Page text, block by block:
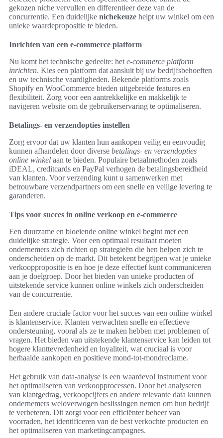
gekozen niche vervullen en differentieer deze van de
concurrentie. Een duidelijke nichekeuze helpt uw winkel om een
unieke waardepropositie te bieden.
Inrichten van een e-commerce platform
Nu komt het technische gedeelte: het e-commerce platform
inrichten. Kies een platform dat aansluit bij uw bedrijfsbehoeften
en uw technische vaardigheden. Bekende platforms zoals
Shopify en WooCommerce bieden uitgebreide features en
flexibiliteit. Zorg voor een aantrekkelijke en makkelijk te
navigeren website om de gebruikerservaring te optimaliseren.
Betalings- en verzendopties instellen
Zorg ervoor dat uw klanten hun aankopen veilig en eenvoudig
kunnen afhandelen door diverse betalings- en verzendopties
online winkel aan te bieden. Populaire betaalmethoden zoals
iDEAL, creditcards en PayPal verhogen de betalingsbereidheid
van klanten. Voor verzending kunt u samenwerken met
betrouwbare verzendpartners om een snelle en veilige levering te
garanderen.
Tips voor succes in online verkoop en e-commerce
Een duurzame en bloeiende online winkel begint met een
duidelijke strategie. Voor een optimaal resultaat moeten
ondernemers zich richten op strategieën die hen helpen zich te
onderscheiden op de markt. Dit betekent begrijpen wat je unieke
verkooppropositie is en hoe je deze effectief kunt communiceren
aan je doelgroep. Door het bieden van unieke producten of
uitstekende service kunnen online winkels zich onderscheiden
van de concurrentie.
Een andere cruciale factor voor het succes van een online winkel
is klantenservice. Klanten verwachten snelle en effectieve
ondersteuning, vooral als ze te maken hebben met problemen of
vragen. Het bieden van uitstekende klantenservice kan leiden tot
hogere klanttevredenheid en loyaliteit, wat cruciaal is voor
herhaalde aankopen en positieve mond-tot-mondreclame.
Het gebruik van data-analyse is een waardevol instrument voor
het optimaliseren van verkoopprocessen. Door het analyseren
van klantgedrag, verkoopcijfers en andere relevante data kunnen
ondernemers weloverwogen beslissingen nemen om hun bedrijf
te verbeteren. Dit zorgt voor een efficiënter beheer van
voorraden, het identificeren van de best verkochte producten en
het optimaliseren van marketingcampagnes.